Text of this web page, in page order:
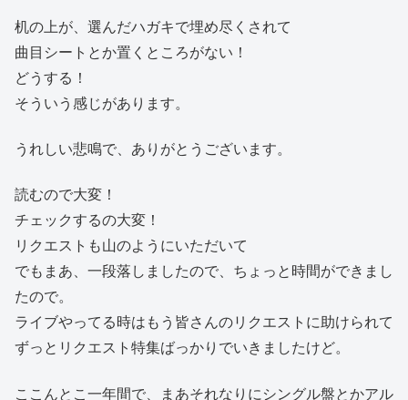
机の上が、選んだハガキで埋め尽くされて
曲目シートとか置くところがない！
どうする！
そういう感じがあります。
うれしい悲鳴で、ありがとうございます。
読むので大変！
チェックするの大変！
リクエストも山のようにいただいて
でもまあ、一段落しましたので、ちょっと時間ができまし
たので。
ライブやってる時はもう皆さんのリクエストに助けられて
ずっとリクエスト特集ばっかりでいきましたけど。
ここんとこ一年間で、まあそれなりにシングル盤とかアル